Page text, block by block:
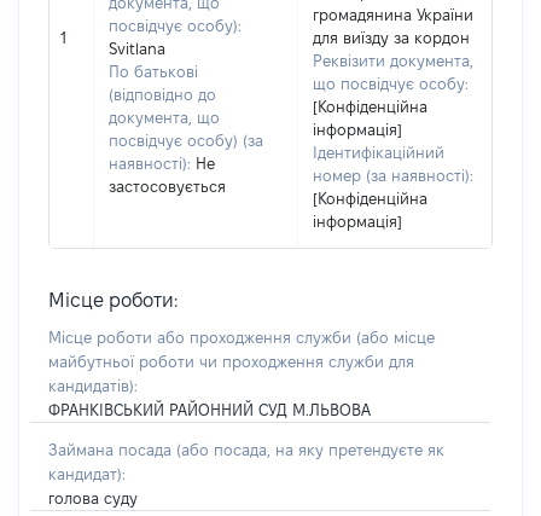
1
посвідчує особу):
Svitlana
По батькові
(відповідно до
документа, що
посвідчує особу) (за
наявності): Не
застосовується
громадянина України
для виїзду за кордон
Реквізити документа,
що посвідчує особу:
[Конфіденційна
інформація]
Ідентифікаційний
номер (за наявності):
[Конфіденційна
інформація]
Місце роботи:
Місце роботи або проходження служби (або місце
майбутньої роботи чи проходження служби для
кандидатів):
ФРАНКІВСЬКИЙ РАЙОННИЙ СУД М.ЛЬВОВА
Займана посада (або посада, на яку претендуєте як
кандидат):
голова суду